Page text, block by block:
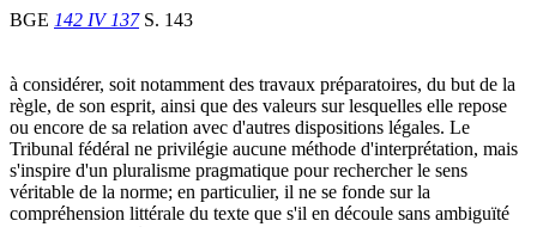
BGE 142 IV 137S. 143
à considérer, soit notamment des travaux préparatoires, du but de la
règle, de son esprit, ainsi que des valeurs sur lesquelles elle repose
ou encore de sa relation avec d'autres dispositions légales. Le
Tribunal fédéral ne privilégie aucune méthode d'interprétation, mais
s'inspire d'un pluralisme pragmatique pour rechercher le sens
véritable de la norme; en particulier, il ne se fonde sur la
compréhension littérale du texte que s'il en découle sans ambiguïté